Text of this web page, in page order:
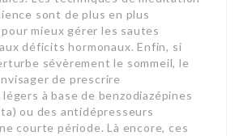
sont de plus en plus
mieux gérer les sautes
déficits hormonaux. Enfin, si
sévèrement le sommeil, le
de prescrire
à base de benzodiazépines
ou des antidépresseurs
courte période. Là encore, ces